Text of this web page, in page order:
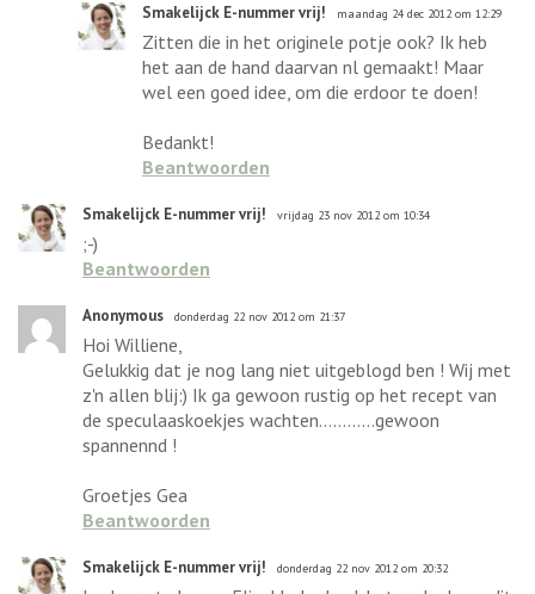
Smakelijck E-nummer vrij! maandag 24 dec 2012 om 12:29
Zitten die in het originele potje ook? Ik heb
het aan de hand daarvan nl gemaakt! Maar
wel een goed idee, om die erdoor te doen!
Bedankt!
Beantwoorden
Smakelijck E-nummer vrij! vrijdag 23 nov 2012 om 10:34
;-)
Beantwoorden
Anonymous donderdag 22 nov 2012 om 21:37
Hoi Williene,
Gelukkig dat je nog lang niet uitgeblogd ben ! Wij met
z'n allen blij:) Ik ga gewoon rustig op het recept van
de speculaaskoekjes wachten............gewoon
spannennd !
Groetjes Gea
Beantwoorden
Smakelijck E-nummer vrij! donderdag 22 nov 2012 om 20:32